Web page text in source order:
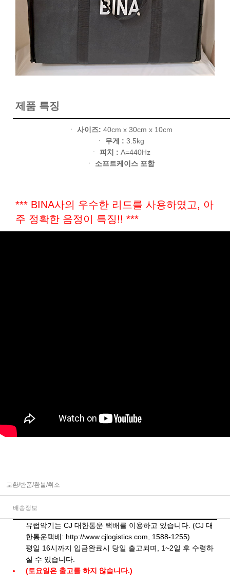
제품 특징
ㆍ 사이즈: 40cm x 30cm x 10cm
ㆍ 무게 : 3.5kg
ㆍ 피치 : A=440Hz
ㆍ 소프트케이스 포함
*** BINA사의 우수한 리드를 사용하였고, 아
주 정확한 음정이 특징!! ***
교환/반품/환불/취소
배송정보
유럽악기는 CJ 대한통운 택배를 이용하고 있습니다. (CJ 대
한통운택배: http://www.cjlogistics.com , 1588-1255)
평일 16시까지 입금완료시 당일 출고되며, 1~2일 후 수령하
실 수 있습니다.
(토요일은 출고를 하지 않습니다.)